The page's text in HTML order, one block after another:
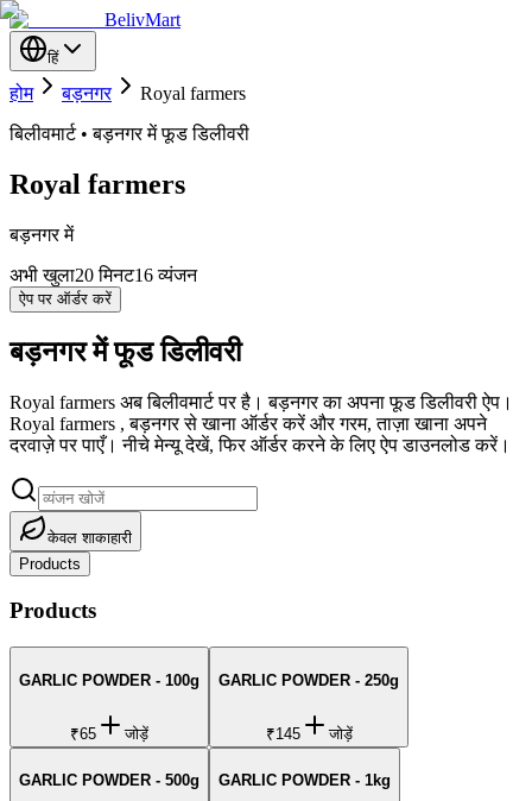
BelivMart
हिं
होम बड़नगर
Royal farmers
बिलीवमार्ट • बड़नगर में फूड डिलीवरी
Royal farmers
बड़नगर में
अभी खुला20 मिनट16 व्यंजन
ऐप पर ऑर्डर करें
बड़नगर में फूड डिलीवरी
Royal farmers अब बिलीवमार्ट पर है। बड़नगर का अपना फूड डिलीवरी ऐप।
Royal farmers , बड़नगर से खाना ऑर्डर करें और गरम, ताज़ा खाना अपने
दरवाज़े पर पाएँ। नीचे मेन्यू देखें, फिर ऑर्डर करने के लिए ऐप डाउनलोड करें।
केवल शाकाहारी
Products
Products
GARLIC POWDER - 100g
₹65 जोड़ें
GARLIC POWDER - 250g
₹145 जोड़ें
GARLIC POWDER - 500g GARLIC POWDER - 1kg